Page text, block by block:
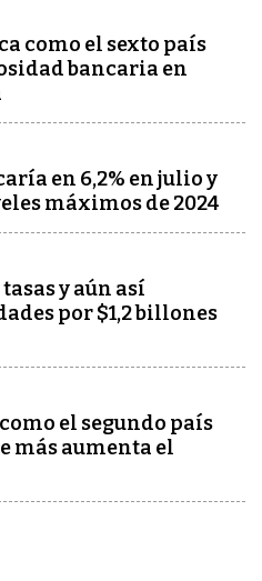
como el sexto país
bancaria en
en 6,2% en julio y
máximos de 2024
y aún así
por $1,2 billones
el segundo país
más aumenta el